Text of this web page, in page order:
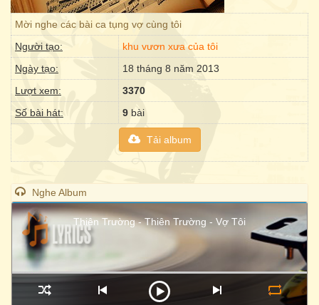
Mời nghe các bài ca tụng vợ cùng tôi
Người tạo:
khu vươn xưa của tôi
Ngày tạo:
18 tháng 8 năm 2013
Lượt xem:
3370
Số bài hát:
9 bài
Tải album
Nghe Album
Thiên Trường - Thiên Trường - Vợ Tôi